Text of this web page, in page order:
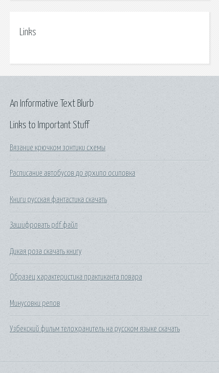
Links
Links to Important Stuff
Вязание крючком зонтики схемы
Расписание автобусов до архипо осиповка
Книги русская фантастика скачать
Зашифровать pdf файл
Дикая роза скачать книгу
Образец характеристика практиканта повара
Минусовки репов
Узбекский фильм телохранитель на русском языке скачать
An Informative Text Blurb